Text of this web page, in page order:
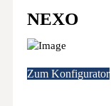
NEXO
Zum Konfigurator